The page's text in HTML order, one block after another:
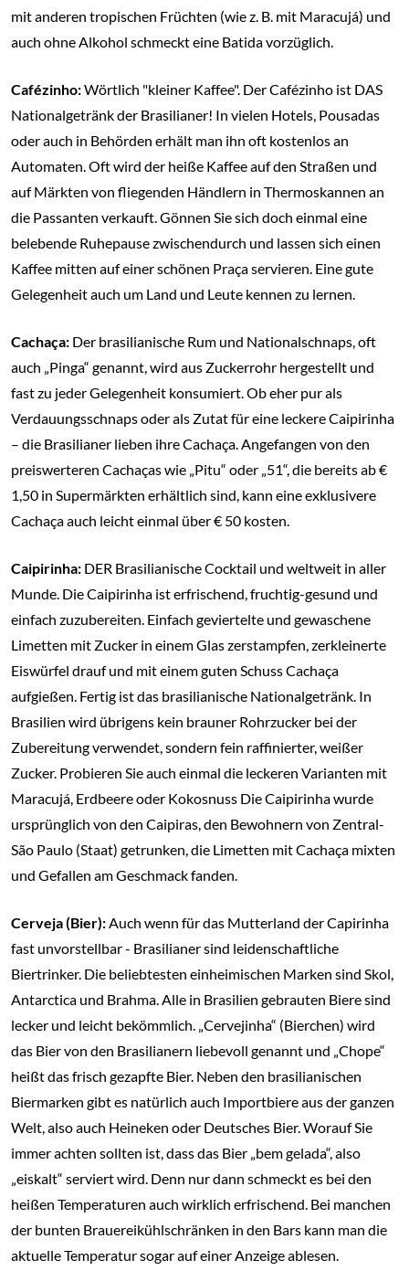
mit anderen tropischen Früchten (wie z. B. mit Maracujá) und
auch ohne Alkohol schmeckt eine Batida vorzüglich.
Cafézinho:Wörtlich "kleiner Kaffee". Der Cafézinho ist DAS
Nationalgetränk der Brasilianer! In vielen Hotels, Pousadas
oder auch in Behörden erhält man ihn oft kostenlos an
Automaten. Oft wird der heiße Kaffee auf den Straßen und
auf Märkten von fliegenden Händlern in Thermoskannen an
die Passanten verkauft. Gönnen Sie sich doch einmal eine
belebende Ruhepause zwischendurch und lassen sich einen
Kaffee mitten auf einer schönen Praça servieren. Eine gute
Gelegenheit auch um Land und Leute kennen zu lernen.
Cachaça: Der brasilianische Rum und Nationalschnaps, oft
auch „Pinga“ genannt, wird aus Zuckerrohr hergestellt und
fast zu jeder Gelegenheit konsumiert. Ob eher pur als
Verdauungsschnaps oder als Zutat für eine leckere Caipirinha
– die Brasilianer lieben ihre Cachaça. Angefangen von den
preiswerteren Cachaças wie „Pitu“ oder „51“, die bereits ab €
1,50 in Supermärkten erhältlich sind, kann eine exklusivere
Cachaça auch leicht einmal über € 50 kosten.
Caipirinha: DER Brasilianische Cocktail und weltweit in aller
Munde. Die Caipirinha ist erfrischend, fruchtig-gesund und
einfach zuzubereiten. Einfach geviertelte und gewaschene
Limetten mit Zucker in einem Glas zerstampfen, zerkleinerte
Eiswürfel drauf und mit einem guten Schuss Cachaça
aufgießen. Fertig ist das brasilianische Nationalgetränk. In
Brasilien wird übrigens kein brauner Rohrzucker bei der
Zubereitung verwendet, sondern fein raffinierter, weißer
Zucker. Probieren Sie auch einmal die leckeren Varianten mit
Maracujá, Erdbeere oder Kokosnuss Die Caipirinha wurde
ursprünglich von den Caipiras, den Bewohnern von Zentral-
São Paulo (Staat) getrunken, die Limetten mit Cachaça mixten
und Gefallen am Geschmack fanden.
Cerveja (Bier):Auch wenn für das Mutterland der Capirinha
fast unvorstellbar - Brasilianer sind leidenschaftliche
Biertrinker. Die beliebtesten einheimischen Marken sind Skol,
Antarctica und Brahma. Alle in Brasilien gebrauten Biere sind
lecker und leicht bekömmlich. „Cervejinha“ (Bierchen) wird
das Bier von den Brasilianern liebevoll genannt und „Chope“
heißt das frisch gezapfte Bier. Neben den brasilianischen
Biermarken gibt es natürlich auch Importbiere aus der ganzen
Welt, also auch Heineken oder Deutsches Bier. Worauf Sie
immer achten sollten ist, dass das Bier „bem gelada“, also
„eiskalt“ serviert wird. Denn nur dann schmeckt es bei den
heißen Temperaturen auch wirklich erfrischend. Bei manchen
der bunten Brauereikühlschränken in den Bars kann man die
aktuelle Temperatur sogar auf einer Anzeige ablesen.